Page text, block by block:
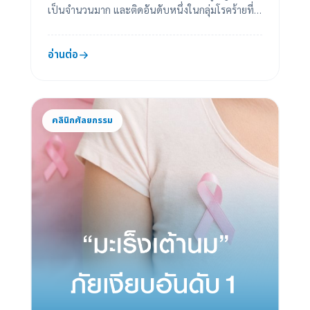
เป็นจำนวนมาก และติดอันดับหนึ่งในกลุ่มโรคร้ายที่
อ่านต่อ
คลินิกศัลยกรรม